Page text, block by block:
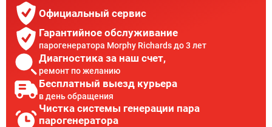
Официальный сервис
Гарантийное обслуживание
парогенератора Morphy Richards до 3 лет
Диагностика за наш счет,
ремонт по желанию
Бесплатный выезд курьера
в день обращения
Чистка системы генерации пара
парогенератора